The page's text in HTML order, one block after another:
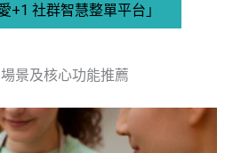
+1 社群智慧整單平台」
景及核心功能推薦